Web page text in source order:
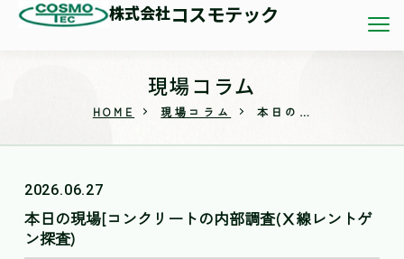
株式会社コスモテック
現場コラム
HOME 現場コラム 本日の現場[コンクリートの内部調査(Ⅹ線レントゲン探査)
2026.06.27
本日の現場[コンクリートの内部調査(Ⅹ線レントゲ
ン探査)